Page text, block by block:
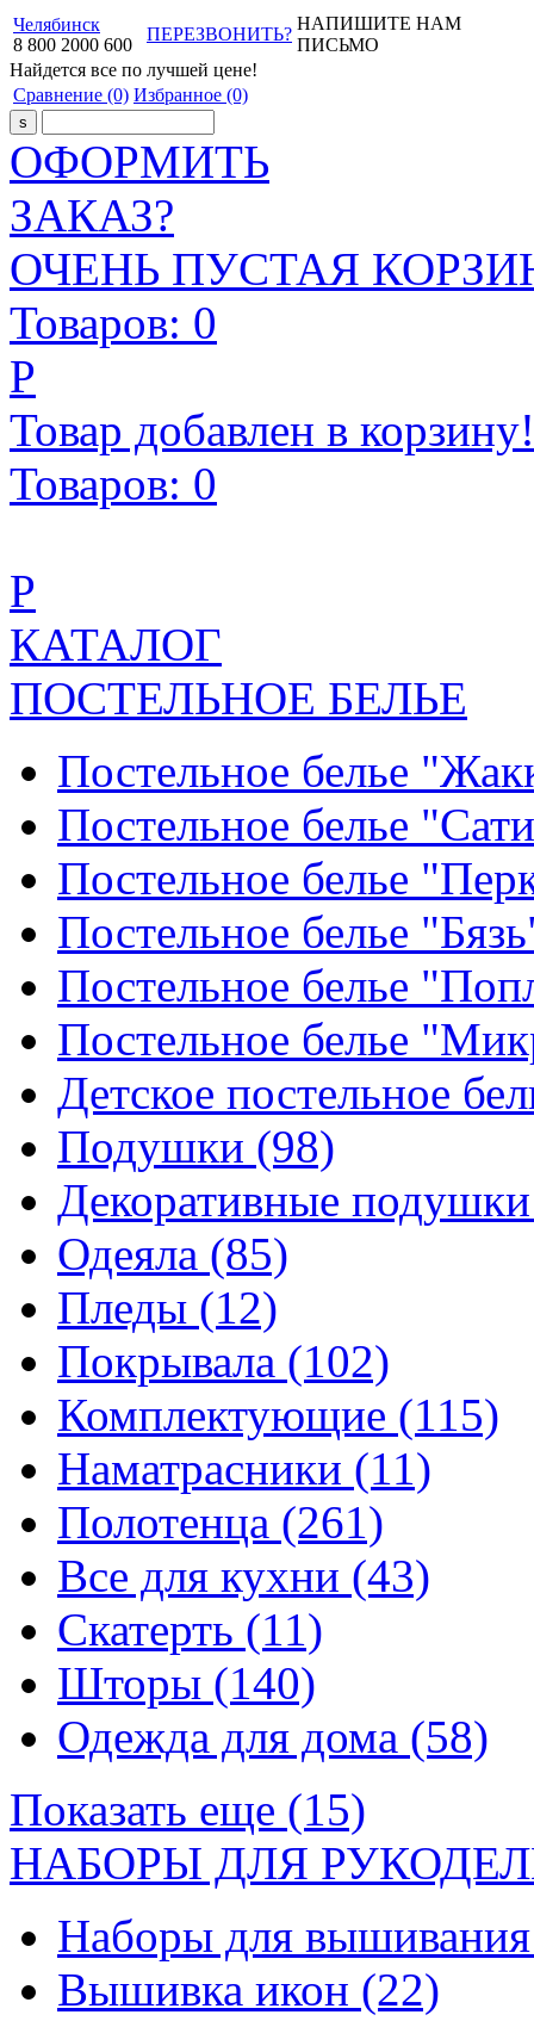
Челябинск
8 800 2000 600
ПЕРЕЗВОНИТЬ?
НАПИШИТЕ НАМ
ПИСЬМО
Найдется все по лучшей цене!
Сравнение (0) Избранное (0)
ОФОРМИТЬ
ЗАКАЗ?
ОЧЕНЬ ПУСТАЯ
Товаров: 0
Р
Товар добавлен в корзину!
Товаров: 0
Р
КАТАЛОГ
ПОСТЕЛЬНОЕ БЕЛЬЕ
Постельное белье
Постельное белье
Постельное белье
Постельное белье
Постельное белье
Постельное белье
Детское постельное
Подушки (98)
Декоративные
Одеяла (85)
Пледы (12)
Покрывала (102)
Комплектующие (115)
Наматрасники (11)
Полотенца (261)
Все для кухни (43)
Скатерть (11)
Шторы (140)
Одежда для дома (58)
Показать еще (15)
НАБОРЫ ДЛЯ
Наборы для
Вышивка икон (22)